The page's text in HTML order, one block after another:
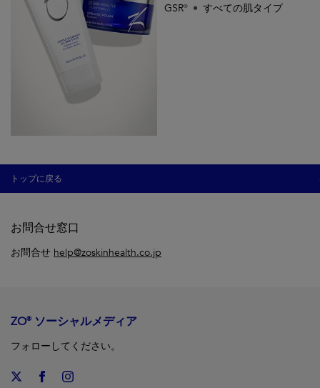
GSR® すべての肌タイプ
トップに戻る
お問合せ窓口
お問合せ help@zoskinhealth.co.jp
ZO® ソーシャルメディア
フォローしてください。